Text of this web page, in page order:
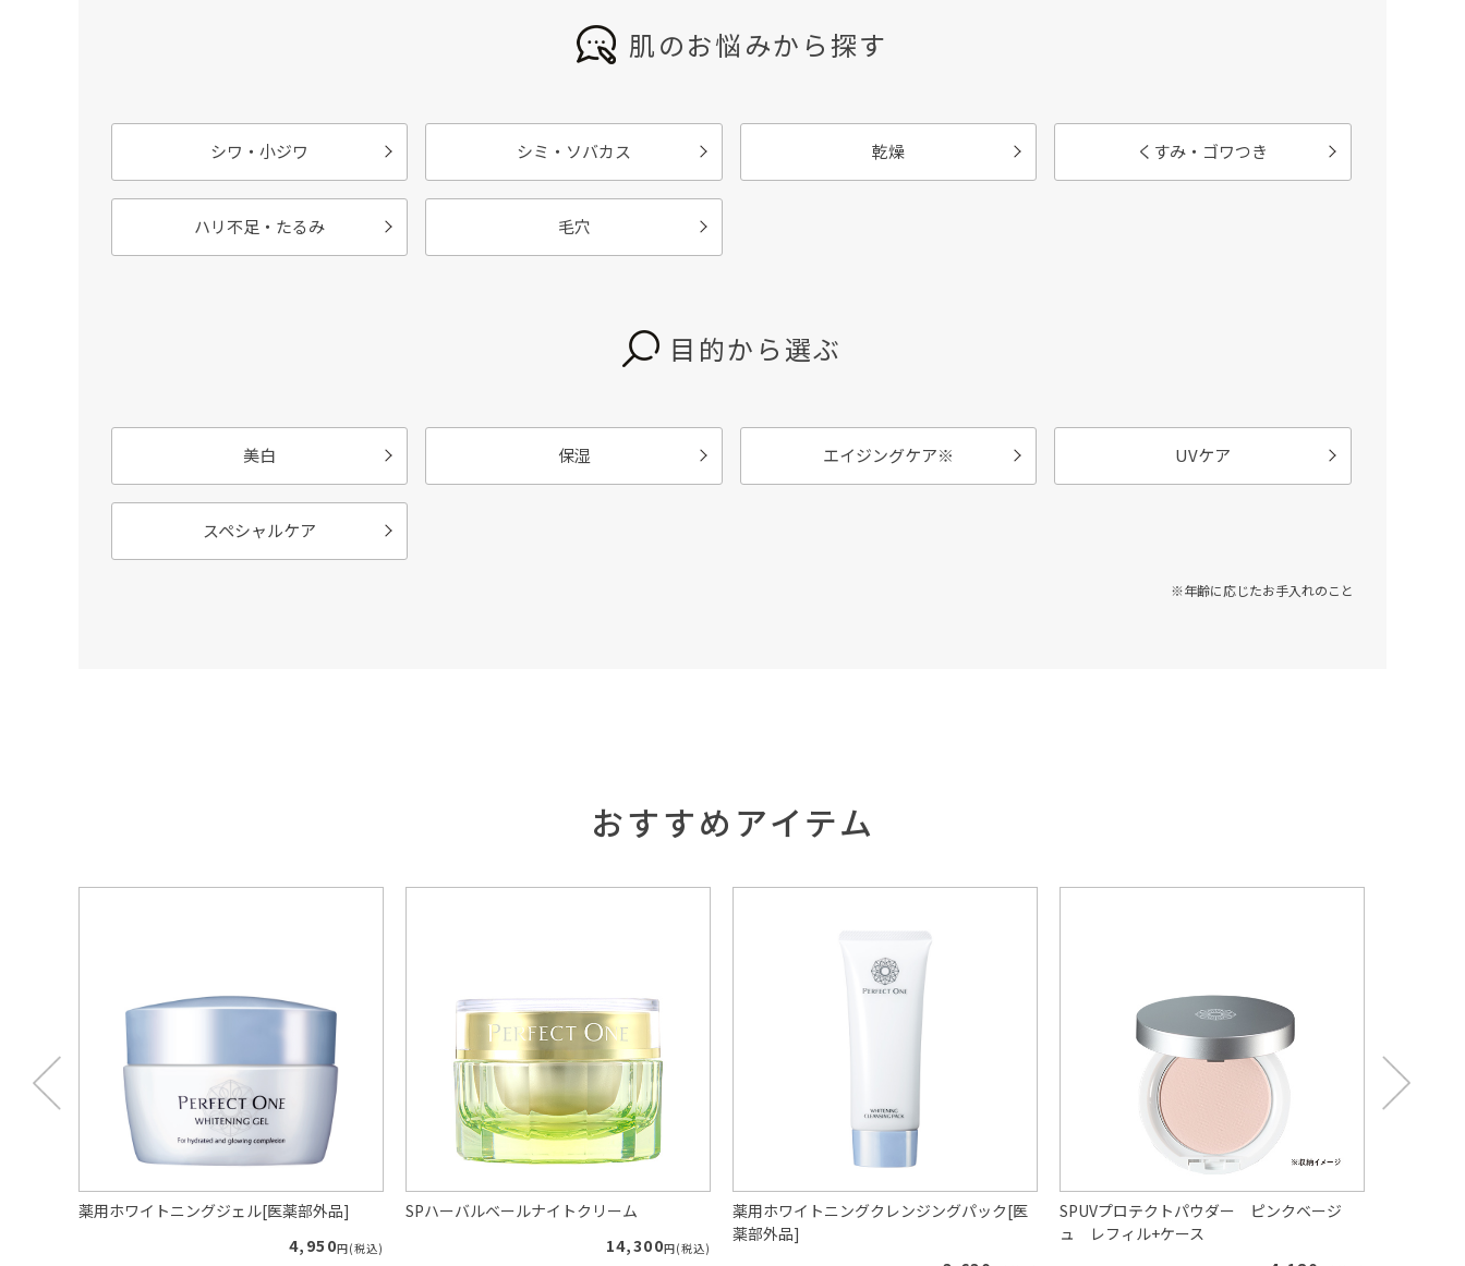
肌のお悩みから探す
シワ・小ジワ シミ・ソバカス 乾燥 くすみ・ゴワつき
ハリ不足・たるみ 毛穴
目的から選ぶ
美白 保湿 エイジングケア※ UVケア
スペシャルケア
※年齢に応じたお手入れのこと
おすすめアイテム
薬用ホワイトニングジェル[医薬部外品]
4,950円(税込)
SPハーバルベールナイトクリーム
14,300円(税込)
薬用ホワイトニングクレンジングパック[医
薬部外品]
SPUVプロテクトパウダー ピンクベージ
ュ レフィル+ケース